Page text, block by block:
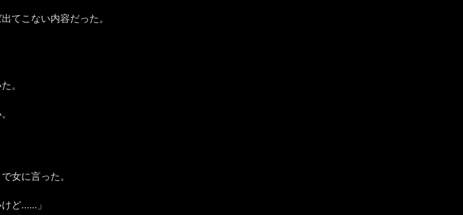
てこない内容だった。
。
女に言った。
ど……」